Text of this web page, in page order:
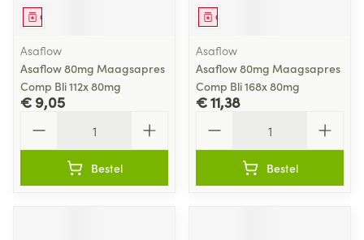
Geneesmiddel
Asaflow
Asaflow 80mg Maagsapres
Comp Bli 112x 80mg
€ 9,05
Bestel
Geneesmiddel
Asaflow
Asaflow 80mg Maagsapres
Comp Bli 168x 80mg
€ 11,38
Bestel